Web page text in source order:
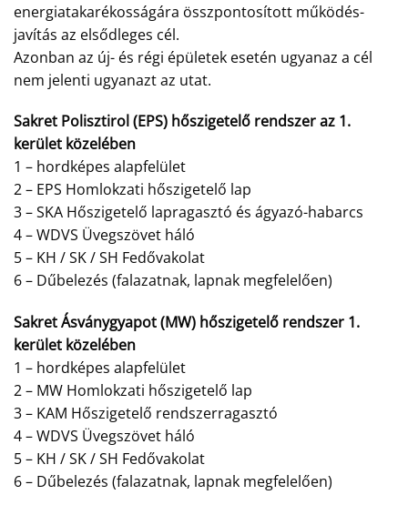
energiatakarékosságára összpontosított működés-
javítás az elsődleges cél.
Azonban az új- és régi épületek esetén ugyanaz a cél
nem jelenti ugyanazt az utat.
Sakret Polisztirol (EPS) hőszigetelő rendszer az 1.
kerület közelében
1 – hordképes alapfelület
2 – EPS Homlokzati hőszigetelő lap
3 – SKA Hőszigetelő lapragasztó és ágyazó-habarcs
4 – WDVS Üvegszövet háló
5 – KH / SK / SH Fedővakolat
6 – Dűbelezés (falazatnak, lapnak megfelelően)
Sakret Ásványgyapot (MW) hőszigetelő rendszer 1.
kerület közelében
1 – hordképes alapfelület
2 – MW Homlokzati hőszigetelő lap
3 – KAM Hőszigetelő rendszerragasztó
4 – WDVS Üvegszövet háló
5 – KH / SK / SH Fedővakolat
6 – Dűbelezés (falazatnak, lapnak megfelelően)